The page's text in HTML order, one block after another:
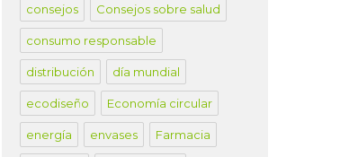
consejos Consejos sobre salud
consumo responsable
distribución día mundial
ecodiseño Economía circular
energía envases Farmacia